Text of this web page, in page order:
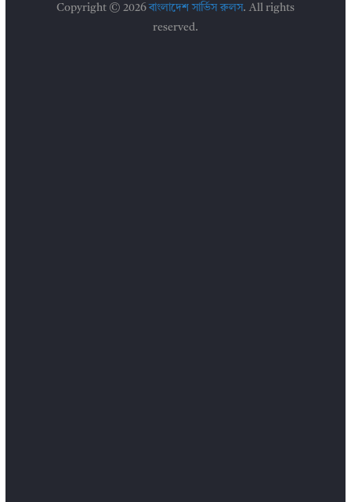
Copyright © 2026বাংলাদেশ সার্ভিস রুলস. All rights
reserved.